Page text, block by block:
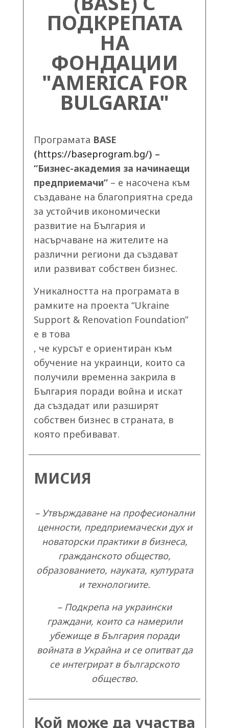
ПОДКРЕПАТА
НА
ФОНДАЦИИ
"AMERICA FOR
BULGARIA"
Програмата BASE
(https://baseprogram.bg/) –
“Бизнес-академия за начинаещи
предприемачи” – е насочена към
създаване на благоприятна среда
за устойчив икономически
развитие на България и
насърчаване на жителите на
различни региони да създават
или развиват собствен бизнес.
Уникалността на програмата в
рамките на проекта “Ukraine
Support & Renovation Foundation”
е в това
, че курсът е ориентиран към
обучение на украинци, които са
получили временна закрила в
България поради война и искат
да създадат или разширят
собствен бизнес в страната, в
която пребивават.
МИСИЯ
– Утвърждаване на професионални
ценности, предприемачески дух и
новаторски практики в бизнеса,
гражданското общество,
образованието, науката, културата
и технологиите.
– Подкрепа на украински
граждани, които са намерили
убежище в България поради
войната в Украйна и се опитват да
се интегрират в българското
общество.
Кой може да участва